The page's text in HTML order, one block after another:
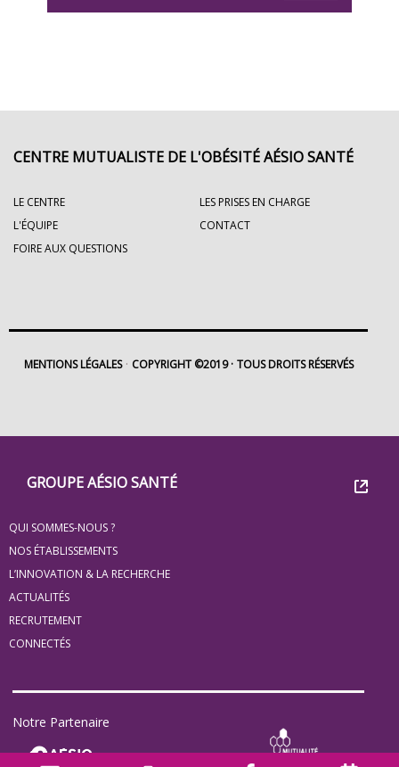
Groupe
Eovi
pour
les
minis
site
GROUPE AÉSIO SANTÉ
QUI SOMMES-NOUS ?
NOS ÉTABLISSEMENTS
L’INNOVATION & LA RECHERCHE
ACTUALITÉS
RECRUTEMENT
CONNECTÉS
Notre Partenaire
CENTRE MUTUALISTE DE L'OBÉSITÉ AÉSIO SANTÉ
LE CENTRE
LES PRISES EN CHARGE
L'ÉQUIPE
CONTACT
FOIRE AUX QUESTIONS
MENTIONS LÉGALES COPYRIGHT ©2019 TOUS DROITS RÉSERVÉS